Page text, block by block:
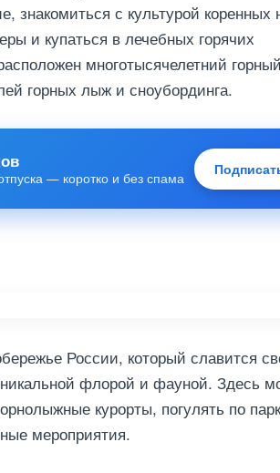
знакомиться с культурой коренных
и купаться в лечебных горячих
многотысячелетний горный
горных лыж и сноубординга.
— коротко и без спама
России, который славится
флорой и фауной. Здесь
курорты, погулять по
мероприятия.